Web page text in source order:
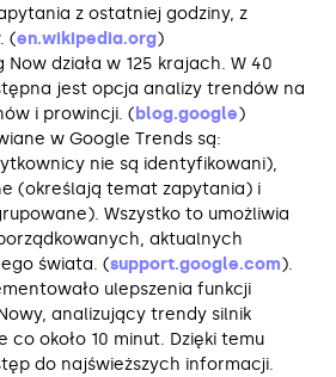
z ostatniej godziny, z
(en.wikipedia.org)
Now działa w 125 krajach. W 40
jest opcja analizy trendów na
i prowincji. ( blog.google)
w Google Trends są:
nie są identyfikowani),
(określają temat zapytania) i
Wszystko to umożliwia
aktualnych
świata. (support.google.com).
ulepszenia funkcji
analizujący trendy silnik
co około 10 minut. Dzięki temu
do najświeższych informacji.